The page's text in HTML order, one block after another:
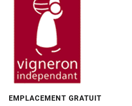
EMPLACEMENT GRATUIT